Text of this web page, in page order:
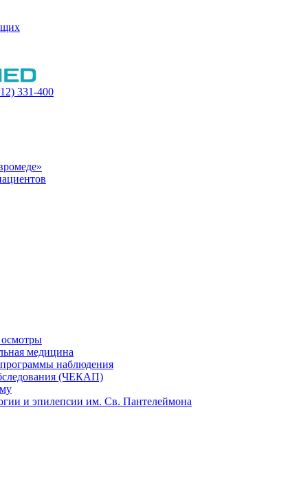
331-400
медицина
наблюдения
(ЧЕКАП)
и эпилепсии им. Св. Пантелеймона